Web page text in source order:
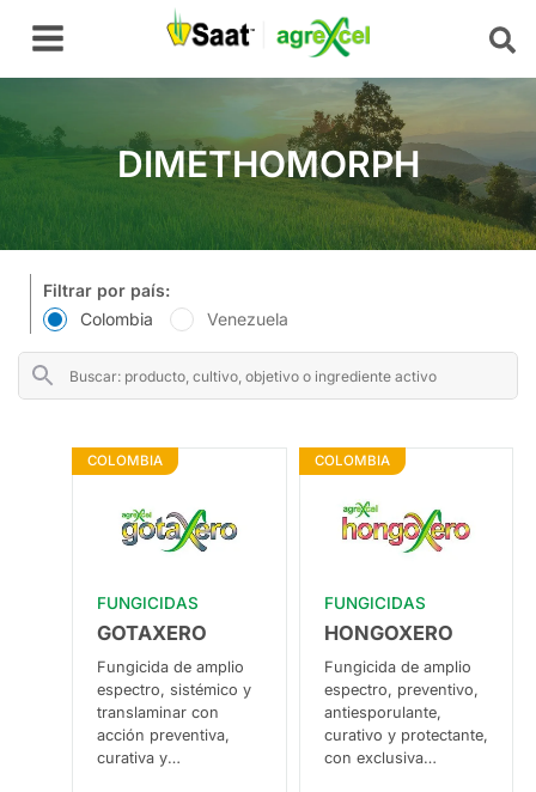
Main
Menu
DIMETHOMORPH
Filtrar por país:
Colombia
Venezuela
COLOMBIA
FUNGICIDAS
GOTAXERO
Fungicida de amplio
espectro, sistémico y
translaminar con
acción preventiva,
curativa y
COLOMBIA
FUNGICIDAS
HONGOXERO
Fungicida de amplio
espectro, preventivo,
antiesporulante,
curativo y protectante,
con exclusiva